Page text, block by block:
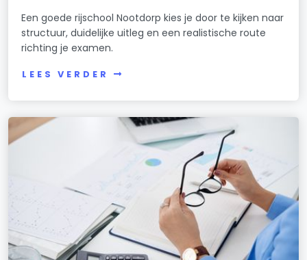
Een goede rijschool Nootdorp kies je door te kijken naar
structuur, duidelijke uitleg en een realistische route
richting je examen.
LEES VERDER